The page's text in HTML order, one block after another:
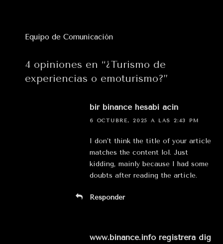
Equipo de Comunicación
4 opiniones en “¿Turismo de
experiencias o emoturismo?”
bir binance hesabi acin
6 OCTUBRE, 2025 A LAS 2:43 PM
I don’t think the title of your article
matches the content lol. Just
kidding, mainly because I had some
doubts after reading the article.
Responder
www.binance.info registrera dig